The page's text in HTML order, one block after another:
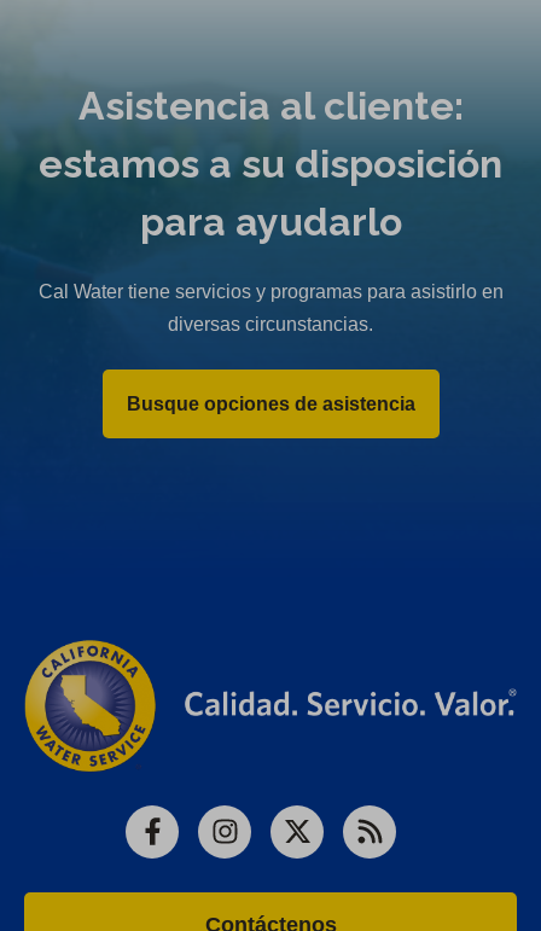
Asistencia al cliente:
estamos a su disposición
para ayudarlo
Cal Water tiene servicios y programas para asistirlo en
diversas circunstancias.
Busque opciones de asistencia
FacebookInstagram
X RSS
Contáctenos